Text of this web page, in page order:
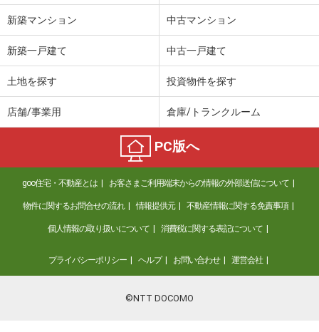
新築マンション 中古マンション
新築一戸建て 中古一戸建て
土地を探す 投資物件を探す
店舗/事業用 倉庫/トランクルーム
PC版へ
goo住宅・不動産とは お客さまご利用端末からの情報の外部送信について
物件に関するお問合せの流れ 情報提供元 不動産情報に関する免責事項
個人情報の取り扱いについて 消費税に関する表記について
プライバシーポリシー ヘルプ お問い合わせ 運営会社
©NTT DOCOMO